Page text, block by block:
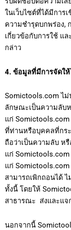
ในเว็บไซต์ที่ได้มีการ
ความชำรุดบกพร่อง,
เกี่ยวข้อกับการใช้ แล
กล่าว
4. ข้อมูลที่มีการจัดใ
Somictools.com ไ
ลักษณะเป็นความลับ
แก่
ที่ท่านหรือบุคคลที่กร
ถือว่าเป็นความลับ ห
แก่
แก่
สามารถเพิกถอนได้
ทั้งนี้ โดยให้
สาธารณะ ส่งและแ
นอกจากนี้